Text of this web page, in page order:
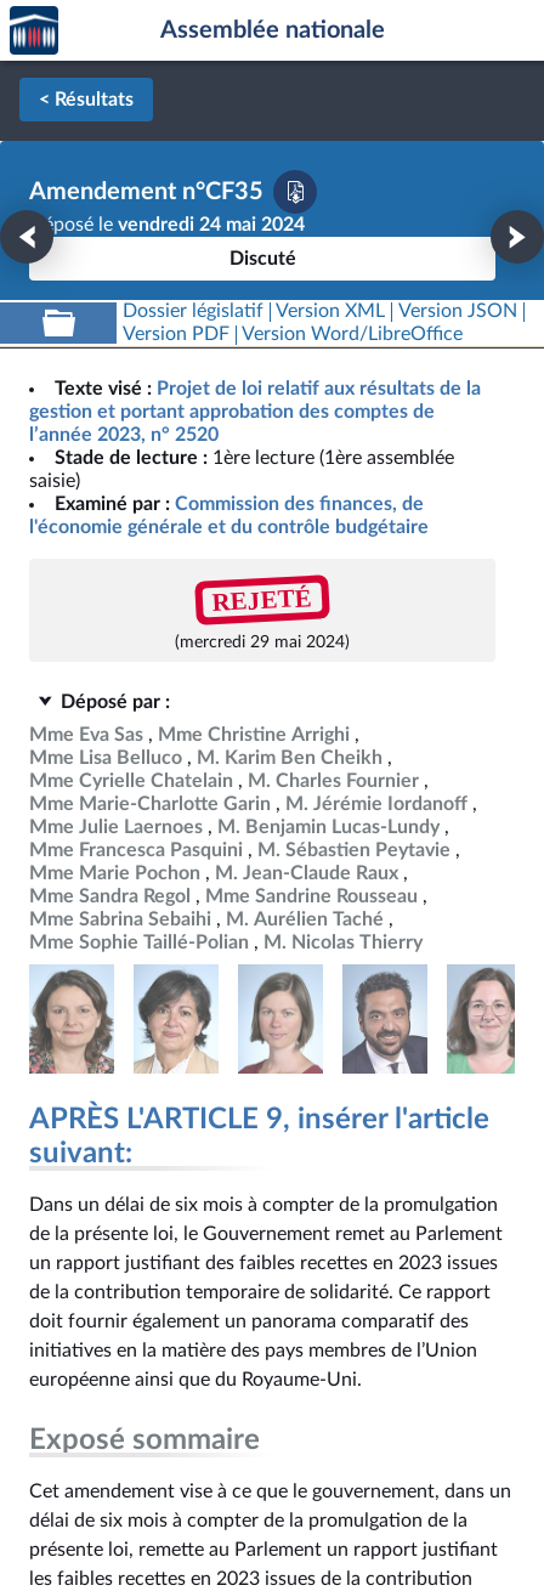
Aller au contenu
Aller en bas de la page
Accèder
à la
page
d'accueil
Assemblée nationale
< Résultats
Amendement n°CF35
Déposé le vendredi 24 mai 2024
Discuté
Dossier législatif Version XML
Version JSON
Version PDF
Version Word/LibreOffice
Texte visé : Projet de loi relatif aux résultats de la
gestion et portant approbation des comptes de
l’année 2023, n° 2520
Stade de lecture : 1ère lecture (1ère assemblée
saisie)
Examiné par : Commission des finances, de
l'économie générale et du contrôle budgétaire
REJETÉ
(mercredi 29 mai 2024)
Déposé par :
Mme Eva Sas
Mme Christine Arrighi
Mme Lisa Belluco
M. Karim Ben Cheikh
Mme Cyrielle Chatelain
M. Charles Fournier
Mme Marie-Charlotte Garin
M. Jérémie Iordanoff
Mme Julie Laernoes
M. Benjamin Lucas-Lundy
Mme Francesca Pasquini
M. Sébastien Peytavie
Mme Marie Pochon
M. Jean-Claude Raux
Mme Sandra Regol
Mme Sandrine Rousseau
Mme Sabrina Sebaihi
M. Aurélien Taché
Mme Sophie Taillé-Polian
M. Nicolas Thierry
APRÈS L'ARTICLE 9, insérer l'article
suivant:
Dans un délai de six mois à compter de la promulgation
de la présente loi, le Gouvernement remet au Parlement
un rapport justifiant des faibles recettes en 2023 issues
de la contribution temporaire de solidarité. Ce rapport
doit fournir également un panorama comparatif des
initiatives en la matière des pays membres de l’Union
européenne ainsi que du Royaume-Uni.
Exposé sommaire
Cet amendement vise à ce que le gouvernement, dans un
délai de six mois à compter de la promulgation de la
présente loi, remette au Parlement un rapport justifiant
les faibles recettes en 2023 issues de la contribution